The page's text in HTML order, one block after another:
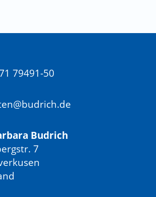
79491-50
Budrich
7